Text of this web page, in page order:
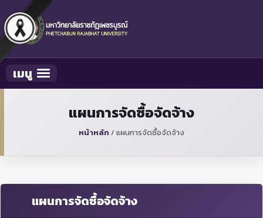
Toggle navigation
เมนู
แผนการจัดซื้อจัดจ้าง
หน้าหลัก / แผนการจัดซื้อจัดจ้าง
แผนการจัดซื้อจัดจ้าง